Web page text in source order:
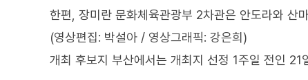
한편, 장미란 문화체육관광부 2차관은 안도라와 산
(영상편집: 박설아 / 영상그래픽: 강은희)
개최 후보지 부산에서는 개최지 선정 1주일 전인